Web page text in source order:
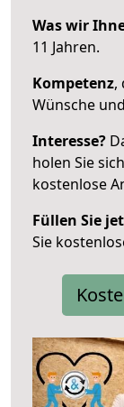
Was wir
11 Jahren.
Kompetenz,
Wünsche
Interesse?
holen Sie
kostenlose
Füllen Sie
Sie